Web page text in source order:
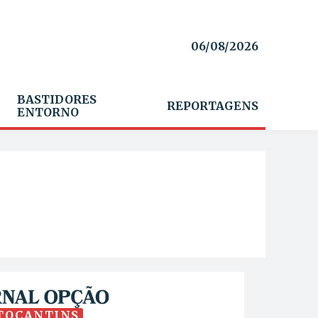
06/08/2026
BASTIDORES
ENTORNO
REPORTAGENS